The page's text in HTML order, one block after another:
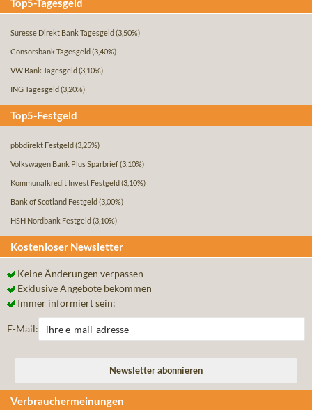
Top5-Tagesgeld
Suresse Direkt Bank Tagesgeld(3,50%)
Consorsbank Tagesgeld(3,40%)
VW Bank Tagesgeld(3,10%)
ING Tagesgeld(3,20%)
Top5-Festgeld
pbbdirekt Festgeld(3,25%)
Volkswagen Bank Plus Sparbrief(3,10%)
Kommunalkredit Invest Festgeld(3,10%)
Bank of Scotland Festgeld(3,00%)
HSH Nordbank Festgeld(3,10%)
Kostenloser Newsletter
Keine Änderungen verpassen
Exklusive Angebote bekommen
Immer informiert sein:
E-Mail:
Verbrauchermeinungen